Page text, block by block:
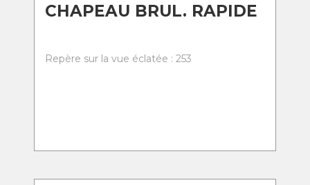
CHAPEAU BRUL. RAPIDE
Repère sur la vue éclatée : 253